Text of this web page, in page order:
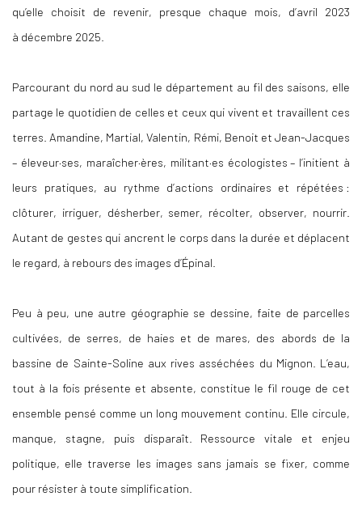
qu’elle choisit de revenir, presque chaque mois, d’avril 2023
à décembre 2025.
Parcourant du nord au sud le département au fil des saisons, elle
partage le quotidien de celles et ceux qui vivent et travaillent ces
terres. Amandine, Martial, Valentin, Rémi, Benoit et Jean-Jacques
– éleveur·ses, maraîcher·ères, militant·es écologistes – l’initient à
leurs pratiques, au rythme d’actions ordinaires et répétées :
clôturer, irriguer, désherber, semer, récolter, observer, nourrir.
Autant de gestes qui ancrent le corps dans la durée et déplacent
le regard, à rebours des images d’Épinal.
Peu à peu, une autre géographie se dessine, faite de parcelles
cultivées, de serres, de haies et de mares, des abords de la
bassine de Sainte-Soline aux rives asséchées du Mignon. L’eau,
tout à la fois présente et absente, constitue le fil rouge de cet
ensemble pensé comme un long mouvement continu. Elle circule,
manque, stagne, puis disparaît. Ressource vitale et enjeu
politique, elle traverse les images sans jamais se fixer, comme
pour résister à toute simplification.